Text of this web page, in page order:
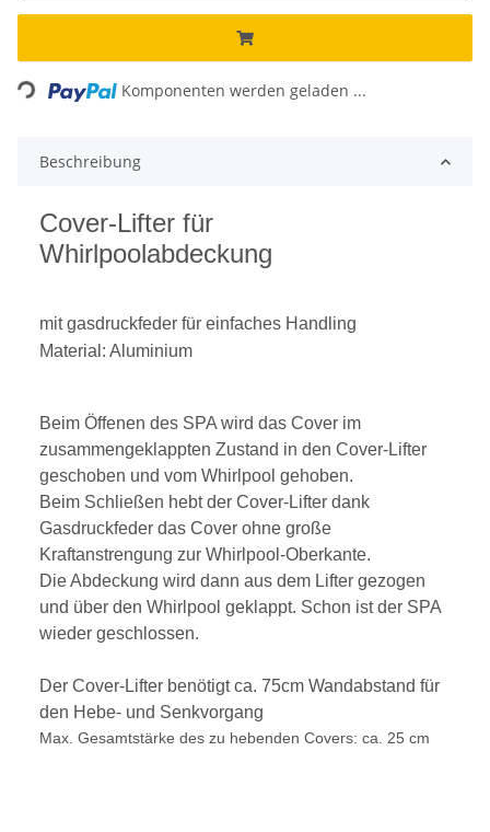
Loading... Komponenten werden geladen ...
Beschreibung
Cover-Lifter für
Whirlpoolabdeckung
mit gasdruckfeder für einfaches Handling
Material: Aluminium
Beim Öffenen des SPA wird das Cover im
zusammengeklappten Zustand in den Cover-Lifter
geschoben und vom Whirlpool gehoben.
Beim Schließen hebt der Cover-Lifter dank
Gasdruckfeder das Cover ohne große
Kraftanstrengung zur Whirlpool-Oberkante.
Die Abdeckung wird dann aus dem Lifter gezogen
und über den Whirlpool geklappt. Schon ist der SPA
wieder geschlossen.
Der Cover-Lifter benötigt ca. 75cm Wandabstand für
den Hebe- und Senkvorgang
Max. Gesamtstärke des zu hebenden Covers: ca. 25 cm